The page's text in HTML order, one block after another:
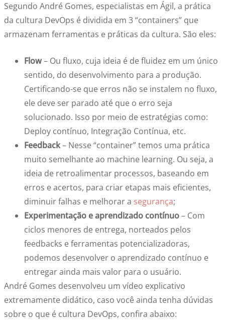
Segundo André Gomes, especialistas em Ágil, a prática
da cultura DevOps é dividida em 3 “containers” que
armazenam ferramentas e práticas da cultura. São eles:
Flow– Ou fluxo, cuja ideia é de fluidez em um único
sentido, do desenvolvimento para a produção.
Certificando-se que erros não se instalem no fluxo,
ele deve ser parado até que o erro seja
solucionado. Isso por meio de estratégias como:
Deploy contínuo, Integração Contínua, etc.
Feedback– Nesse “container” temos uma prática
muito semelhante ao machine learning. Ou seja, a
ideia de retroalimentar processos, baseando em
erros e acertos, para criar etapas mais eficientes,
diminuir falhas e melhorar a segurança;
Experimentação e aprendizado contínuo– Com
ciclos menores de entrega, norteados pelos
feedbacks e ferramentas potencializadoras,
podemos desenvolver o aprendizado contínuo e
entregar ainda mais valor para o usuário.
André Gomes desenvolveu um vídeo explicativo
extremamente didático, caso você ainda tenha dúvidas
sobre o que é cultura DevOps, confira abaixo: